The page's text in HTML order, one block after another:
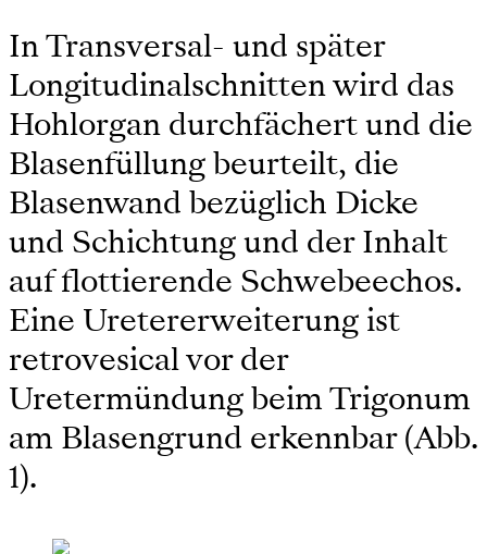
In Transversal- und später
Longitudinalschnitten wird das
Hohlorgan durchfächert und die
Blasenfüllung beurteilt, die
Blasenwand bezüglich Dicke
und Schichtung und der Inhalt
auf flottierende Schwebeechos.
Eine Uretererweiterung ist
retrovesical vor der
Uretermündung beim Trigonum
am Blasengrund erkennbar (Abb.
1).